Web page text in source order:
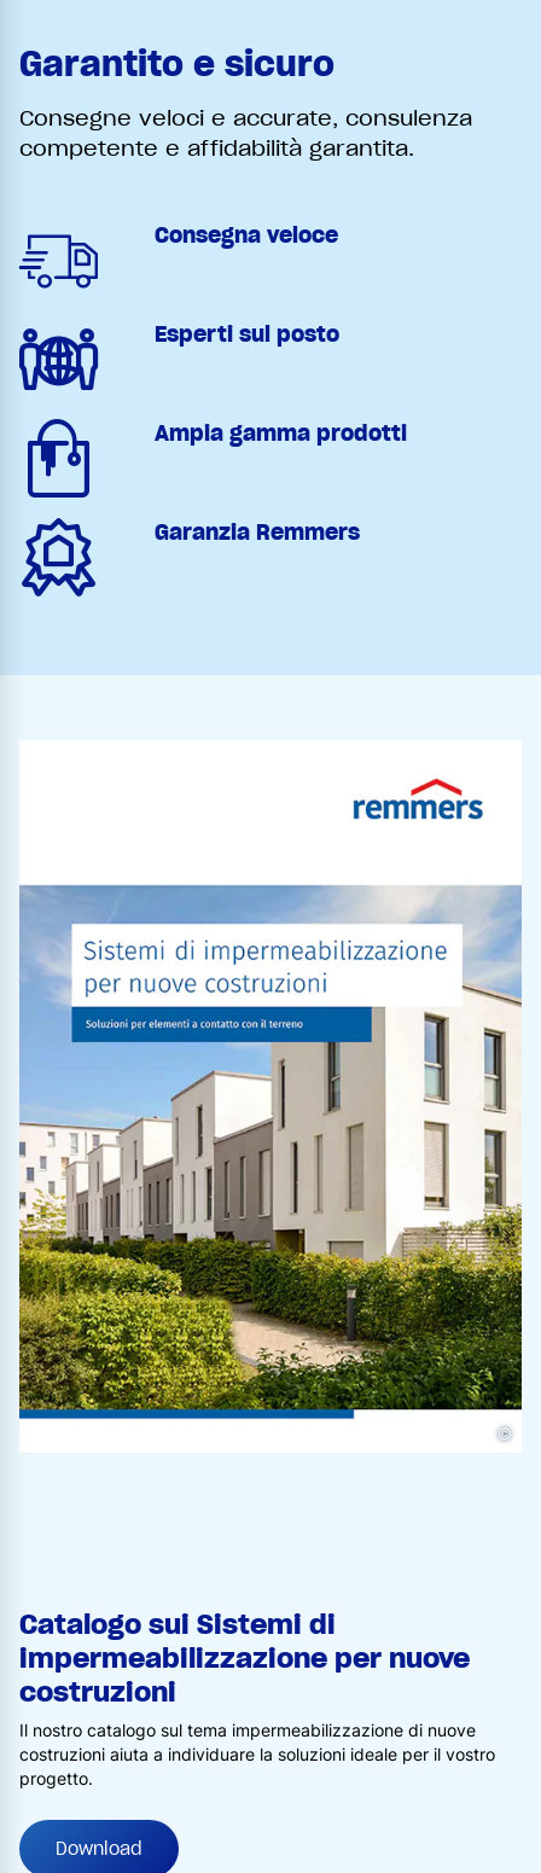
Garantito e sicuro
Consegne veloci e accurate, consulenza
competente e affidabilità garantita.
Consegna veloce
Esperti sul posto
Ampia gamma prodotti
Garanzia Remmers
Catalogo sui Sistemi di
impermeabilizzazione per nuove
costruzioni
Il nostro catalogo sul tema impermeabilizzazione di nuove
costruzioni aiuta a individuare la soluzioni ideale per il vostro
progetto.
Download
©